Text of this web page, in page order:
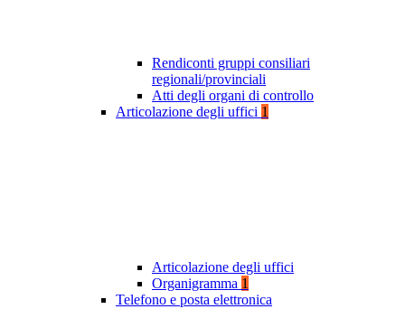
Rendiconti gruppi consiliari
regionali/provinciali
Atti degli organi di controllo
Articolazione degli uffici 1
Articolazione degli uffici
Organigramma 1
Telefono e posta elettronica